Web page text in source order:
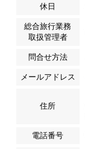
休日
総合旅行業務
取扱管理者
問合せ方法
メールアドレス
住所
電話番号